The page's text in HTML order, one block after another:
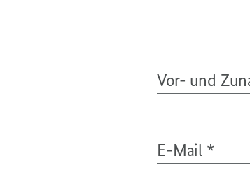
Vor- und
E-Mail *